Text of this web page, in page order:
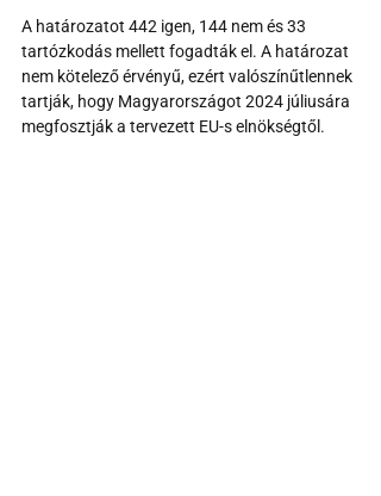
A határozatot 442 igen, 144 nem és 33
tartózkodás mellett fogadták el. A határozat
nem kötelező érvényű, ezért valószínűtlennek
tartják, hogy Magyarországot 2024 júliusára
megfosztják a tervezett EU-s elnökségtől.